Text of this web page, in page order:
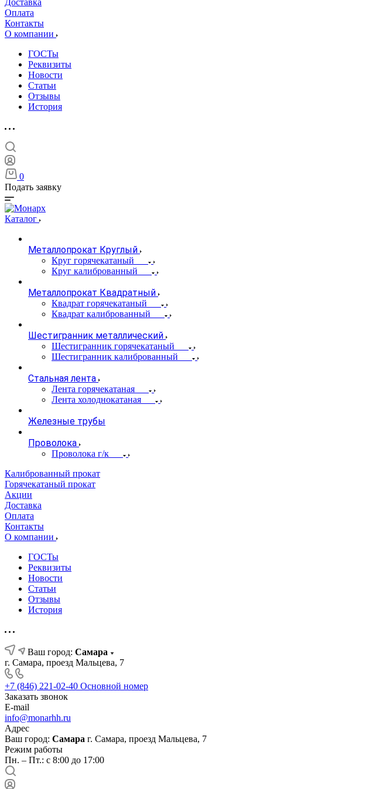
Доставка
Оплата
Контакты
О компании
ГОСТы
Реквизиты
Новости
Статьи
Отзывы
История
0
Подать заявку
Каталог
Металлопрокат Круглый
Круг горячекатаный
Круг калиброванный
Металлопрокат Квадратный
Квадрат горячекатаный
Квадрат калиброванный
Шестигранник металлический
Шестигранник горячекатаный
Шестигранник калиброванный
Стальная лента
Лента горячекатаная
Лента холоднокатаная
Железные трубы
Проволока
Проволока г/к
Калиброванный прокат
Горячекатаный прокат
Акции
Доставка
Оплата
Контакты
О компании
ГОСТы
Реквизиты
Новости
Статьи
Отзывы
История
Ваш город: Самара
г. Самара, проезд Мальцева, 7
+7 (846) 221-02-40 Основной номер
Заказать звонок
E-mail
info@monarhh.ru
Адрес
Ваш город: Самара г. Самара, проезд Мальцева, 7
Режим работы
Пн. – Пт.: с 8:00 до 17:00